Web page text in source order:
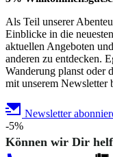
Als Teil unserer
Einblicke in die
aktuellen Angeboten
anderen zu entdecken.
Wanderung planst oder
mit unserem Newsletter
Newsletter
-5%
Können wir Dir